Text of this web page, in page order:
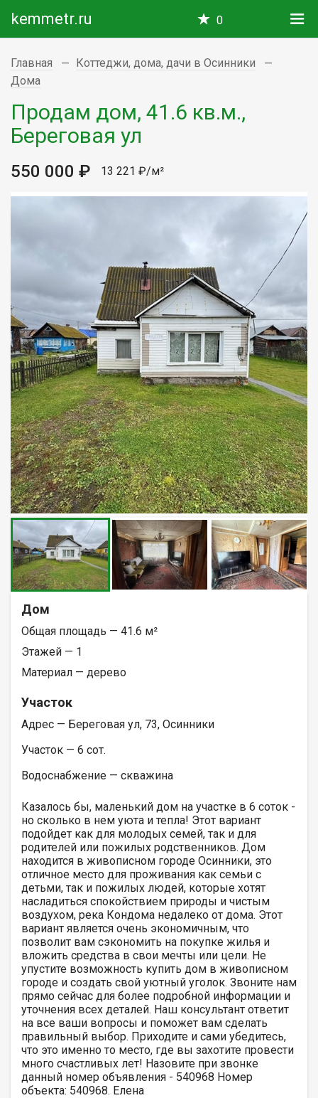
kemmetr.ru 0
Главная
Коттеджи, дома, дачи в Осинники
Дома
Продам дом, 41.6 кв.м.,
Береговая ул
550 000 ₽ 13 221 ₽/м²
Дом
Общая площадь — 41.6 м²
Этажей — 1
Материал — дерево
Участок
Адрес — Береговая ул, 73, Осинники
Участок — 6 сот.
Водоснабжение — скважина
Казалось бы, маленький дом на участке в 6 соток -
но сколько в нем уюта и тепла! Этот вариант
подойдет как для молодых семей, так и для
родителей или пожилых родственников. Дом
находится в живописном городе Осинники, это
отличное место для проживания как семьи с
детьми, так и пожилых людей, которые хотят
насладиться спокойствием природы и чистым
воздухом, река Кондома недалеко от дома. Этот
вариант является очень экономичным, что
позволит вам сэкономить на покупке жилья и
вложить средства в свои мечты или цели. Не
упустите возможность купить дом в живописном
городе и создать свой уютный уголок. Звоните нам
прямо сейчас для более подробной информации и
уточнения всех деталей. Наш консультант ответит
на все ваши вопросы и поможет вам сделать
правильный выбор. Приходите и сами убедитесь,
что это именно то место, где вы захотите провести
много счастливых лет! Назовите при звонке
данный номер объявления - 540968 Номер
объекта: 540968. Елена